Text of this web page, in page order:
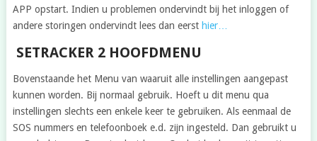
APP opstart. Indien u problemen ondervindt bij het inloggen of
andere storingen ondervindt lees dan eerst hier…
SETRACKER 2 HOOFDMENU
Bovenstaande het Menu van waaruit alle instellingen aangepast
kunnen worden. Bij normaal gebruik. Hoeft u dit menu qua
instellingen slechts een enkele keer te gebruiken. Als eenmaal de
SOS nummers en telefoonboek e.d. zijn ingesteld. Dan gebruikt u